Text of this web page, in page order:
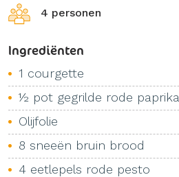
4 personen
Ingrediënten
1 courgette
½ pot gegrilde rode paprika
Olijfolie
8 sneeën bruin brood
4 eetlepels rode pesto